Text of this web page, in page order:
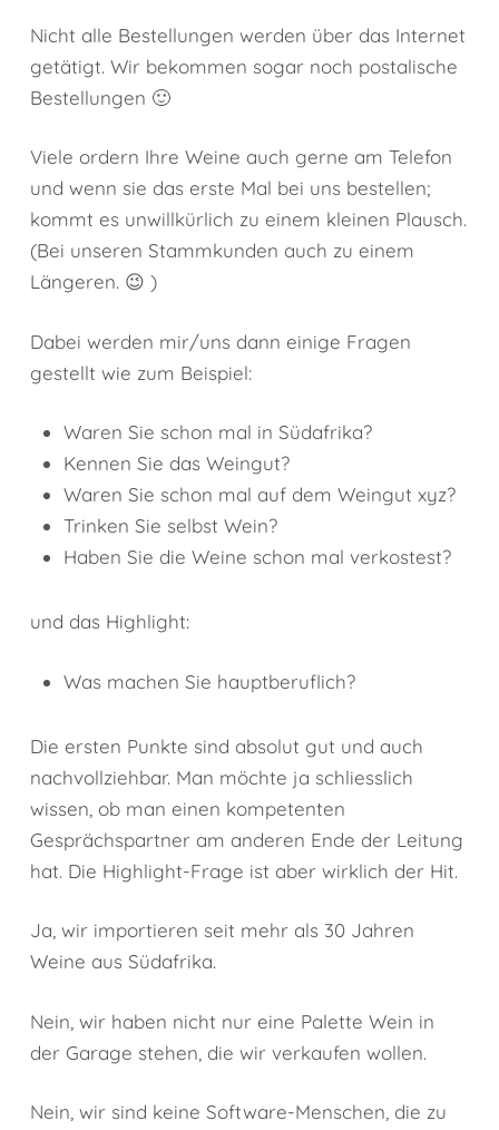
Nicht alle Bestellungen werden über das Internet
getätigt. Wir bekommen sogar noch postalische
Bestellungen 🙂
Viele ordern Ihre Weine auch gerne am Telefon
und wenn sie das erste Mal bei uns bestellen;
kommt es unwillkürlich zu einem kleinen Plausch.
(Bei unseren Stammkunden auch zu einem
Längeren. 😉 )
Dabei werden mir/uns dann einige Fragen
gestellt wie zum Beispiel:
Waren Sie schon mal in Südafrika?
Kennen Sie das Weingut?
Waren Sie schon mal auf dem Weingut xyz?
Trinken Sie selbst Wein?
Haben Sie die Weine schon mal verkostest?
und das Highlight:
Was machen Sie hauptberuflich?
Die ersten Punkte sind absolut gut und auch
nachvollziehbar. Man möchte ja schliesslich
wissen, ob man einen kompetenten
Gesprächspartner am anderen Ende der Leitung
hat. Die Highlight-Frage ist aber wirklich der Hit.
Ja, wir importieren seit mehr als 30 Jahren
Weine aus Südafrika.
Nein, wir haben nicht nur eine Palette Wein in
der Garage stehen, die wir verkaufen wollen.
Nein, wir sind keine Software-Menschen, die zu